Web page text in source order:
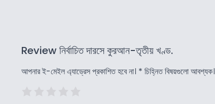
Review নির্বাচিত দারসে কুরআন-তৃতীয় খণ্ড.
আপনার ই-মেইল এ্যাড্রেস প্রকাশিত হবে না। * চিহ্নিত বিষয়গুলো আবশ্যক।